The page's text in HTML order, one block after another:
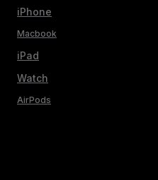
iPhone
Macbook
iPad
Watch
AirPods